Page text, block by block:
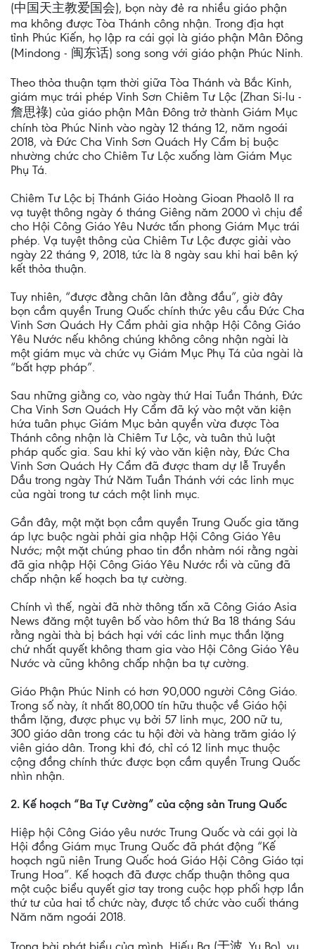
(中国天主教爱国会), bọn này đẻ ra nhiều giáo phận
ma không được Tòa Thánh công nhận. Trong địa hạt
tỉnh Phúc Kiến, họ lập ra cái gọi là giáo phận Mân Đông
(Mindong - 闽东话) song song với giáo phận Phúc Ninh.
Theo thỏa thuận tạm thời giữa Tòa Thánh và Bắc Kinh,
giám mục trái phép Vinh Sơn Chiêm Tư Lộc (Zhan Si-lu -
詹思祿) của giáo phận Mân Đông trở thành Giám Mục
chính tòa Phúc Ninh vào ngày 12 tháng 12, năm ngoái
2018, và Đức Cha Vinh Sơn Quách Hy Cẩm bị buộc
nhường chức cho Chiêm Tư Lộc xuống làm Giám Mục
Phụ Tá.
Chiêm Tư Lộc bị Thánh Giáo Hoàng Gioan Phaolô II ra
vạ tuyệt thông ngày 6 tháng Giêng năm 2000 vì chịu để
cho Hội Công Giáo Yêu Nước tấn phong Giám Mục trái
phép. Vạ tuyệt thông của Chiêm Tư Lộc được giải vào
ngày 22 tháng 9, 2018, tức là 8 ngày sau khi hai bên ký
kết thỏa thuận.
Tuy nhiên, “được đằng chân lân đằng đầu”, giờ đây
bọn cầm quyền Trung Quốc chính thức yêu cầu Đức Cha
Vinh Sơn Quách Hy Cẩm phải gia nhập Hội Công Giáo
Yêu Nước nếu không chúng không công nhận ngài là
một giám mục và chức vụ Giám Mục Phụ Tá của ngài là
“bất hợp pháp”.
Sau những giằng co, vào ngày thứ Hai Tuần Thánh, Đức
Cha Vinh Sơn Quách Hy Cẩm đã ký vào một văn kiện
hứa tuân phục Giám Mục bản quyền vừa được Tòa
Thánh công nhận là Chiêm Tư Lộc, và tuân thủ luật
pháp quốc gia. Sau khi ký vào văn kiện này, Đức Cha
Vinh Sơn Quách Hy Cẩm đã được tham dự lễ Truyền
Dầu trong ngày Thứ Năm Tuần Thánh với các linh mục
của ngài trong tư cách một linh mục.
Gần đây, một mặt bọn cầm quyền Trung Quốc gia tăng
áp lực buộc ngài phải gia nhập Hội Công Giáo Yêu
Nước; một mặt chúng phao tin đồn nhảm nói rằng ngài
đã gia nhập Hội Công Giáo Yêu Nước rồi và cũng đã
chấp nhận kế hoạch ba tự cường.
Chính vì thế, ngài đã nhờ thông tấn xã Công Giáo Asia
News đăng một tuyên bố vào hôm thứ Ba 18 tháng Sáu
rằng ngài thà bị bách hại với các linh mục thần lặng
chứ nhất quyết không tham gia vào Hội Công Giáo Yêu
Nước và cũng không chấp nhận ba tự cường.
Giáo Phận Phúc Ninh có hơn 90,000 người Công Giáo.
Trong số này, ít nhất 80,000 tín hữu thuộc về Giáo hội
thầm lặng, được phục vụ bởi 57 linh mục, 200 nữ tu,
300 giáo dân trong các tu hội đời và hàng trăm giáo lý
viên giáo dân. Trong khi đó, chỉ có 12 linh mục thuộc
cộng đồng chính thức được bọn cầm quyền Trung Quốc
nhìn nhận.
2. Kế hoạch “Ba Tự Cường” của cộng sản Trung Quốc
Hiệp hội Công Giáo yêu nước Trung Quốc và cái gọi là
Hội đồng Giám mục Trung Quốc đã phát động “Kế
hoạch ngũ niên Trung Quốc hoá Giáo Hội Công Giáo tại
Trung Hoa”. Kế hoạch đã được chấp thuận thông qua
một cuộc biểu quyết giơ tay trong cuộc họp phối hợp lần
thứ tư của hai tổ chức này, được tổ chức vào cuối tháng
Năm năm ngoái 2018.
Trong bài phát biểu của mình, Hiếu Ba (于波, Yu Bo), vụ